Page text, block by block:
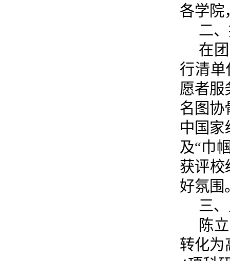
各学院
二
在
行清单
愿者服
名图协
中国家
及“巾
获评校
好氛围
三
陈
转化为